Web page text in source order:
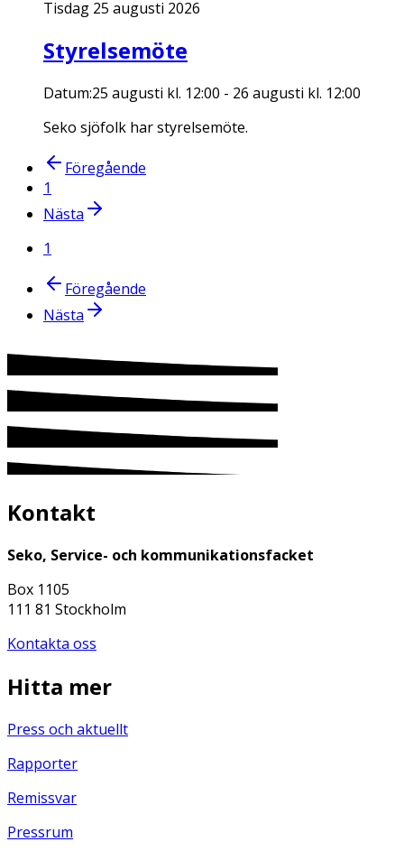
Tisdag 25 augusti 2026
Styrelsemöte
Datum:25 augusti kl. 12:00 - 26 augusti kl. 12:00
Seko sjöfolk har styrelsemöte.
Föregående
1
Nästa
1
Föregående
Nästa
Kontakt
Seko, Service- och kommunikationsfacket
Box 1105
111 81 Stockholm
Kontakta oss
Hitta mer
Press och aktuellt
Rapporter
Remissvar
Pressrum